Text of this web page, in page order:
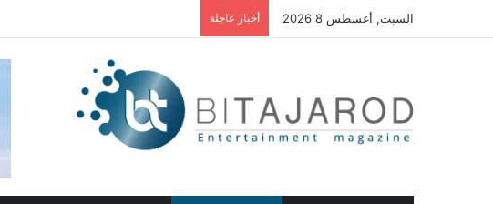
السبت, أغسطس 8 2026 أخبار عاجلة